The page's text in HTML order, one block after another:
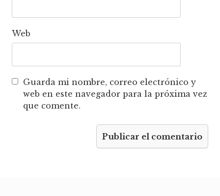
Web
Guarda mi nombre, correo electrónico y
web en este navegador para la próxima vez
que comente.